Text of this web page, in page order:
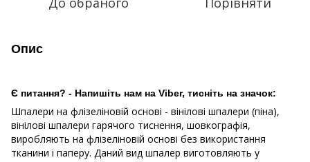
Опис
Є питання? - Напишіть нам на Viber, тисніть на значок:
Шпалери на флізеліновій основі - вінілові шпалери (піна),
вінілові шпалери гарячого тиснення, шовкографія,
виробляють на флізеліновій основі без використання
тканини і паперу. Даний вид шпалер виготовляють у